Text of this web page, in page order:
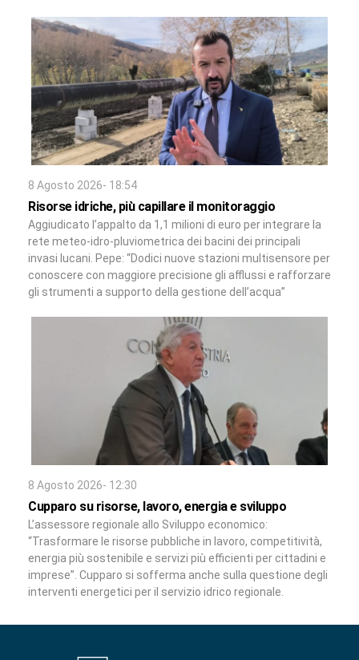
8 Agosto 2026- 18:54
Risorse idriche, più capillare il monitoraggio
Aggiudicato l’appalto da 1,1 milioni di euro per integrare la
rete meteo-idro-pluviometrica dei bacini dei principali
invasi lucani. Pepe: “Dodici nuove stazioni multisensore per
conoscere con maggiore precisione gli afflussi e rafforzare
gli strumenti a supporto della gestione dell’acqua”
8 Agosto 2026- 12:30
Cupparo su risorse, lavoro, energia e sviluppo
L’assessore regionale allo Sviluppo economico:
“Trasformare le risorse pubbliche in lavoro, competitività,
energia più sostenibile e servizi più efficienti per cittadini e
imprese”. Cupparo si sofferma anche sulla questione degli
interventi energetici per il servizio idrico regionale.